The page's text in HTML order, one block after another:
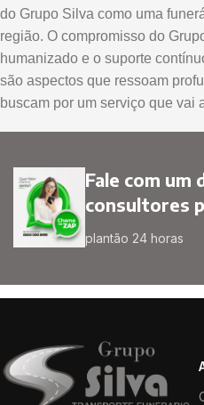
do Grupo Silva como uma
região. O compromisso do
humanizado e o suporte
são aspectos que ressoam
buscam por um serviço que vai
Fale com um
consultores
plantão 24 horas